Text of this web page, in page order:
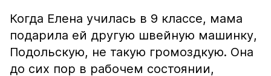
Когда Елена училась в 9 классе, мама
подарила ей другую швейную машинку,
Подольскую, не такую громоздкую. Она
до сих пор в рабочем состоянии,